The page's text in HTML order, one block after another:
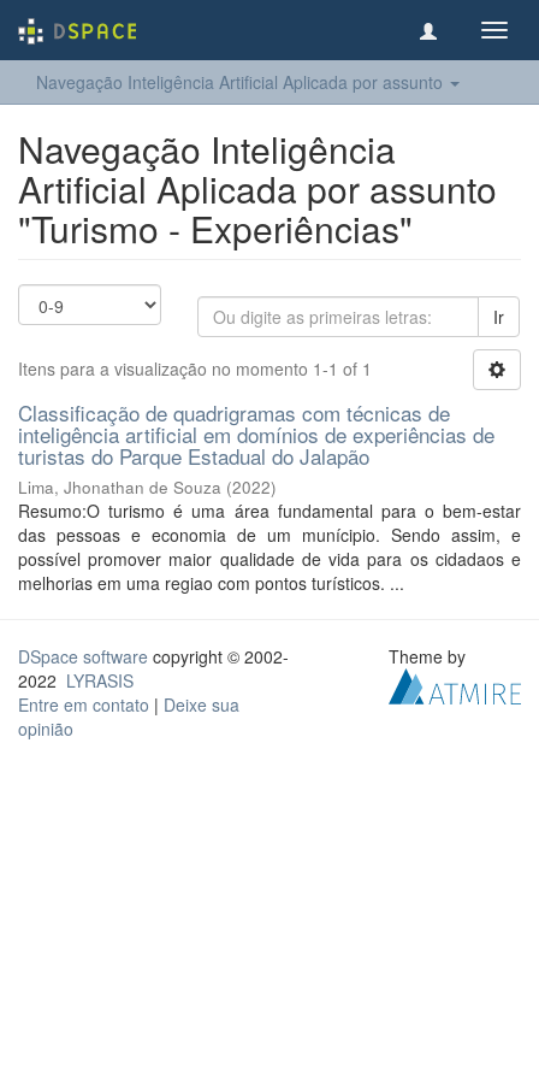
Navegação Inteligência Artificial Aplicada por assunto
Navegação Inteligência
Artificial Aplicada por assunto
"Turismo - Experiências"
Ir
Itens para a visualização no momento 1-1 of 1
Classificação de quadrigramas com técnicas de
inteligência artificial em domínios de experiências de
turistas do Parque Estadual do Jalapão
Lima, Jhonathan de Souza (2022)
Resumo:O turismo é uma área fundamental para o bem-estar
das pessoas e economia de um munícipio. Sendo assim, e
possível promover maior qualidade de vida para os cidadaos e
melhorias em uma regiao com pontos turísticos. ...
DSpace software copyright © 2002-
2022 LYRASIS
Entre em contato | Deixe sua
opinião
Theme by